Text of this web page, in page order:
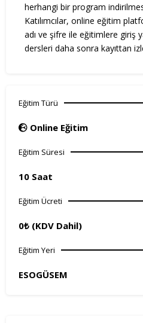
herhangi bir program
Katılımcılar, online eğitim
adı ve şifre ile eğitimlere giriş
dersleri daha sonra kayıttan
Eğitim Türü
Online Eğitim
Eğitim Süresi
10 Saat
Eğitim Ücreti
0₺ (KDV Dahil)
Eğitim Yeri
ESOGÜSEM